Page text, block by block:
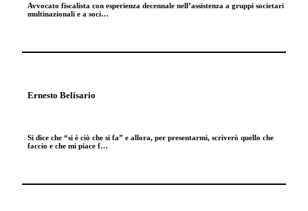
Avvocato fiscalista con esperienza decennale nell’assistenza a gruppi societari
multinazionali e a soci…
Ernesto Belisario
Si dice che “si è ciò che si fa” e allora, per presentarmi, scriverò quello che
faccio e che mi piace f…